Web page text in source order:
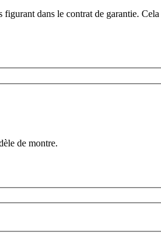
dans le contrat de garantie.
de montre.